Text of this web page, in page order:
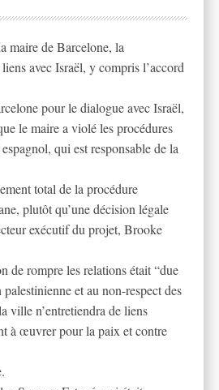
maire de Barcelone, la
avec Israël, y compris l’accord
pour le dialogue avec Israël,
le maire a violé les procédures
qui est responsable de la
total de la procédure
plutôt qu’une décision légale
exécutif du projet, Brooke
de rompre les relations était “due
et au non-respect des
ville n’entretiendra de liens
à œuvrer pour la paix et contre